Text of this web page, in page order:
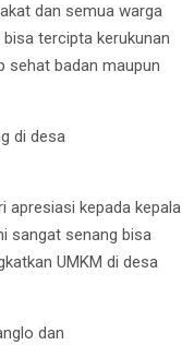
dan semua warga
tercipta kerukunan
sehat badan maupun
di desa
apresiasi kepada kepala
sangat senang bisa
UMKM di desa
dan